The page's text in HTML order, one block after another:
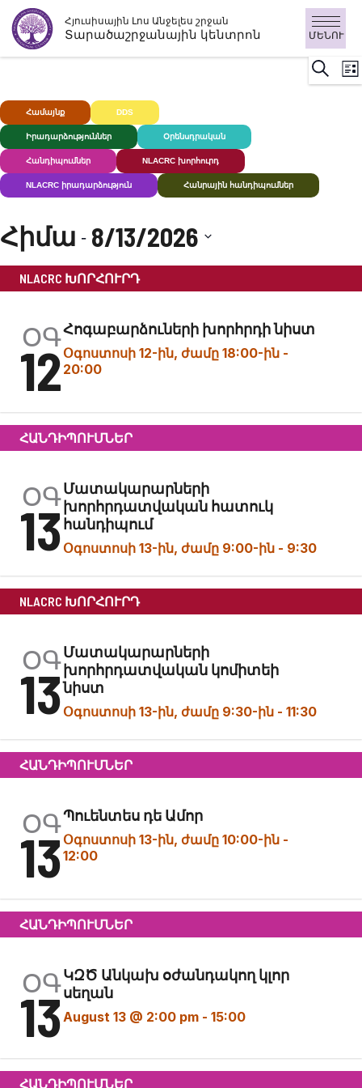
Անցնել
բովանդակությանըՀյուսիսային Լոս Անջելես շրջան
Տարածաշրջանային կենտրոն ՄԵՆՈՒ
Համայնք DDS
Իրադարձություններ Օրենսդրական
Հանդիպումներ NLACRC խորհուրդ
NLACRC իրադարձություն Հանրային հանդիպումներ
Հիմա - 8/13/2026
ամսաթիվը:
NLACRC ԽՈՐՀՈՒՐԴ
ՕԳ
12
Հոգաբարձուների խորհրդի նիստ
Օգոստոսի 12-ին, ժամը 18:00-ին -
20:00
ՀԱՆԴԻՊՈՒՄՆԵՐ
ՕԳ
13
Մատակարարների
խորհրդատվական հատուկ
հանդիպում
Օգոստոսի 13-ին, ժամը 9:00-ին - 9:30
NLACRC ԽՈՐՀՈՒՐԴ
ՕԳ
13
Մատակարարների
խորհրդատվական կոմիտեի
նիստ
Օգոստոսի 13-ին, ժամը 9:30-ին - 11:30
ՀԱՆԴԻՊՈՒՄՆԵՐ
ՕԳ
13
Պուենտես դե Ամոր
Օգոստոսի 13-ին, ժամը 10:00-ին -
12:00
ՀԱՆԴԻՊՈՒՄՆԵՐ
ՕԳ
13
ԿԶԾ Անկախ օժանդակող կլոր
սեղան
August 13 @ 2:00 pm - 15:00
ՀԱՆԴԻՊՈՒՄՆԵՐ